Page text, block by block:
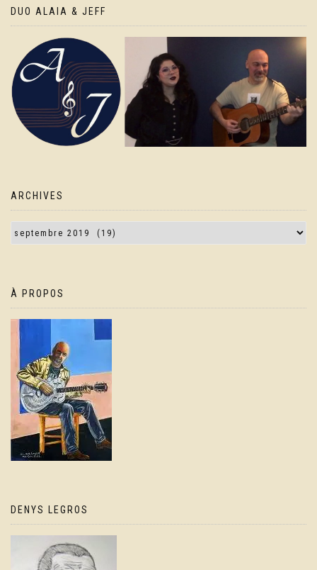
DUO ALAIA & JEFF
ARCHIVES
À PROPOS
DENYS LEGROS